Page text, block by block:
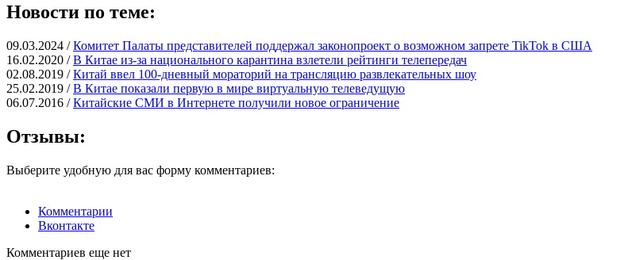
Новости по теме:
09.03.2024 /Комитет Палаты представителей поддержал законопроект о возможном запрете TikTok в США
16.02.2020 /В Китае из-за национального карантина взлетели рейтинги телепередач
02.08.2019 /Китай ввел 100-дневный мораторий на трансляцию развлекательных шоу
25.02.2019 /В Китае показали первую в мире виртуальную телеведущую
06.07.2016 /Китайские СМИ в Интернете получили новое ограничение
Отзывы:
Выберите удобную для вас форму комментариев:
Комментарии
Вконтакте
Комментариев еще нет